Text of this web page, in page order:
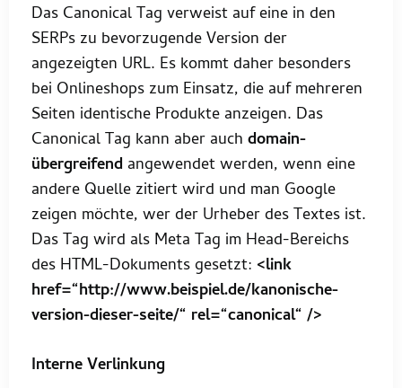
Das Canonical Tag verweist auf eine in den
SERPs zu bevorzugende Version der
angezeigten URL. Es kommt daher besonders
bei Onlineshops zum Einsatz, die auf mehreren
Seiten identische Produkte anzeigen. Das
Canonical Tag kann aber auch domain-
übergreifend angewendet werden, wenn eine
andere Quelle zitiert wird und man Google
zeigen möchte, wer der Urheber des Textes ist.
Das Tag wird als Meta Tag im Head-Bereichs
des HTML-Dokuments gesetzt: <link
href=“http://www.beispiel.de/kanonische-
version-dieser-seite/“ rel=“canonical“ />
Interne Verlinkung